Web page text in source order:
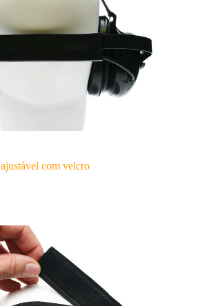
ajustável com velcro